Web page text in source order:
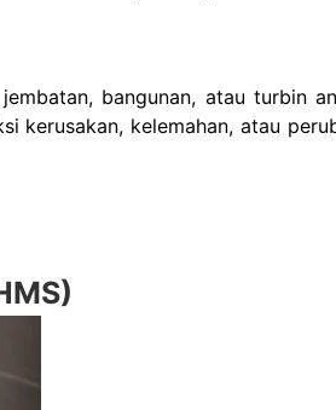
bangunan, atau turbin
kerusakan, kelemahan, atau